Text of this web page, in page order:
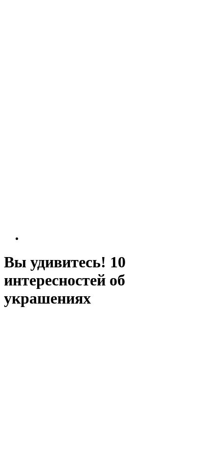
Вы удивитесь! 10
интересностей об
украшениях